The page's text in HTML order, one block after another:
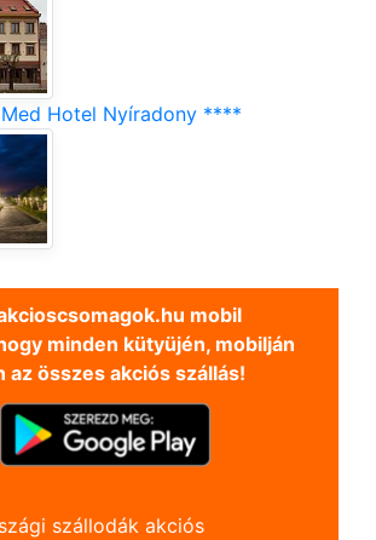
Hotel Nyíradony ****
mobil
minden kütyüjén, mobilján
az összes akciós szállás!
szállodák akciós